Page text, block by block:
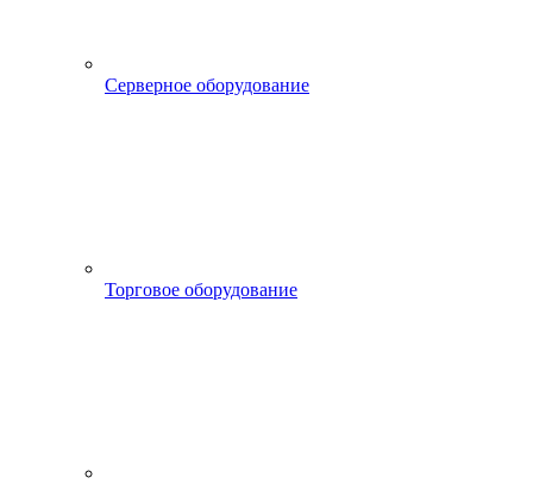
Серверное оборудование
Торговое оборудование